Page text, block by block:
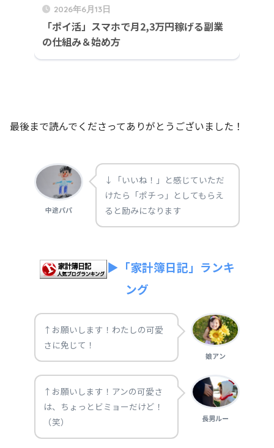
2026年6月13日
「ポイ活」スマホで月2,3万円稼げる副業
の仕組み＆始め方
最後まで読んでくださってありがとうございました！
中途パパ
↓「いいね！」と感じていただ
けたら「ポチっ」としてもらえ
ると励みになります
▶「家計簿日記」ランキ
ング
↑お願いします！わたしの可愛
さに免じて！
娘アン
↑お願いします！アンの可愛さ
は、ちょっとビミョーだけど！
（笑）
長男ルー